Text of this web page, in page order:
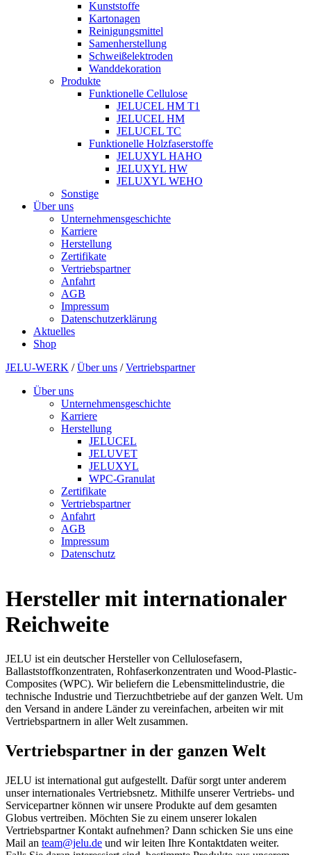
Kunststoffe
Kartonagen
Reinigungsmittel
Samenherstellung
Schweißelektroden
Wanddekoration
Produkte
Funktionelle Cellulose
JELUCEL HM T1
JELUCEL HM
JELUCEL TC
Funktionelle Holzfaserstoffe
JELUXYL HAHO
JELUXYL HW
JELUXYL WEHO
Sonstige
Über uns
Unternehmensgeschichte
Karriere
Herstellung
Zertifikate
Vertriebspartner
Anfahrt
AGB
Impressum
Datenschutzerklärung
Aktuelles
Shop
JELU-WERK /Über uns /Vertriebspartner
Über uns
Unternehmensgeschichte
Karriere
Herstellung
JELUCEL
JELUVET
JELUXYL
WPC-Granulat
Zertifikate
Vertriebspartner
Anfahrt
AGB
Impressum
Datenschutz
Hersteller mit internationaler
Reichweite
JELU ist ein deutscher Hersteller von Cellulosefasern,
Ballaststoffkonzentraten, Rohfaserkonzentraten und Wood-Plastic-
Composites (WPC). Wir beliefern die Lebensmittelindustrie, die
technische Industrie und Tierzuchtbetriebe auf der ganzen Welt. Um
den Versand in andere Länder zu vereinfachen, arbeiten wir mit
Vertriebspartnern in aller Welt zusammen.
Vertriebspartner in der ganzen Welt
JELU ist international gut aufgestellt. Dafür sorgt unter anderem
unser internationales Vertriebsnetz. Mithilfe unserer Vertriebs- und
Servicepartner können wir unsere Produkte auf dem gesamten
Globus vertreiben. Möchten Sie zu einem unserer lokalen
Vertriebspartner Kontakt aufnehmen? Dann schicken Sie uns eine
Mail an team@jelu.de und wir leiten Ihre Kontaktdaten weiter.